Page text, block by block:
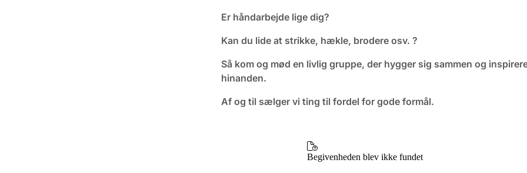
Er håndarbejde lige dig?
Kan du lide at strikke, hækle, brodere osv. ?
Så kom og mød en livlig gruppe, der hygger sig sammen og
hinanden.
Af og til sælger vi ting til fordel for gode formål.